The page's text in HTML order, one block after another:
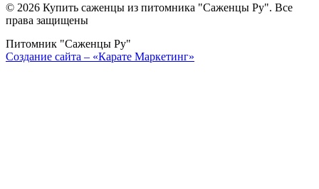
© 2026 Купить саженцы из питомника "Саженцы Ру". Все
права защищены
Питомник "Саженцы Ру"
Создание сайта – «Карате Маркетинг»